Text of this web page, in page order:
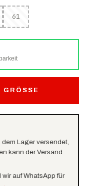
61
Lager versendet,
kann der Versand
auf WhatsApp für